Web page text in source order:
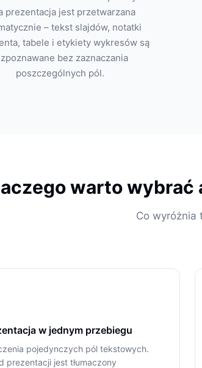
prezentacja jest przetwarzana
– tekst slajdów, notatki
tabele i etykiety wykresów są
bez zaznaczania
poszczególnych pól.
warto wybrać
Co wyróżnia
w jednym przebiegu
pojedynczych pól tekstowych.
prezentacji jest tłumaczony